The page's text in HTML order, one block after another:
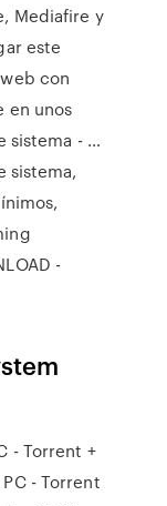
Mediafire y
este
con
en unos
sistema - …
sistema,
-
- Torrent +
- Torrent